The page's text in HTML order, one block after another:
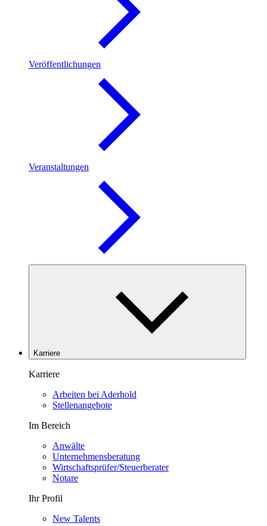
Veröffentlichungen
Veranstaltungen
Karriere
Karriere
Arbeiten bei Aderhold
Stellenangebote
Im Bereich
Anwälte
Unternehmensberatung
Wirtschaftsprüfer/Steuerberater
Notare
Ihr Profil
New Talents